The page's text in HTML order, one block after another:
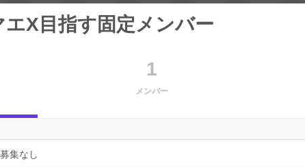
エX目指す固定メンバー
1
メンバー
集なし